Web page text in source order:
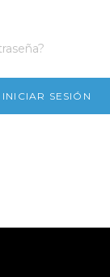
INICIAR SESIÓN